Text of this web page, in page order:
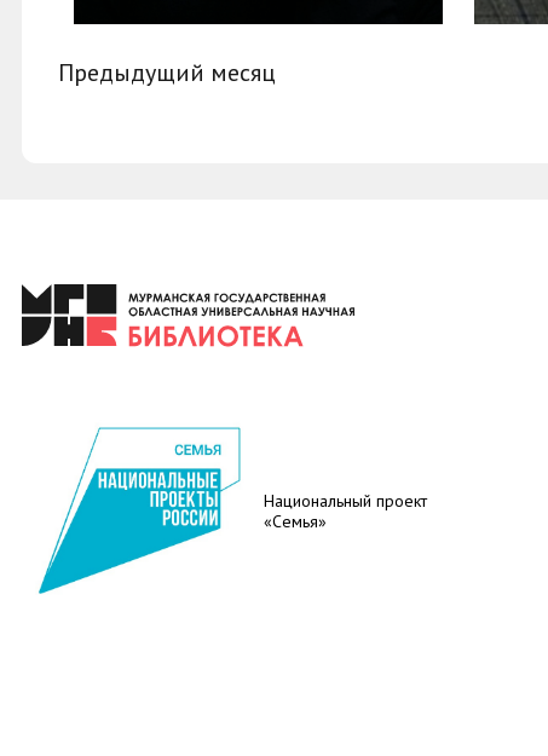
Предыдущий месяц
Национальный проект
«Семья»